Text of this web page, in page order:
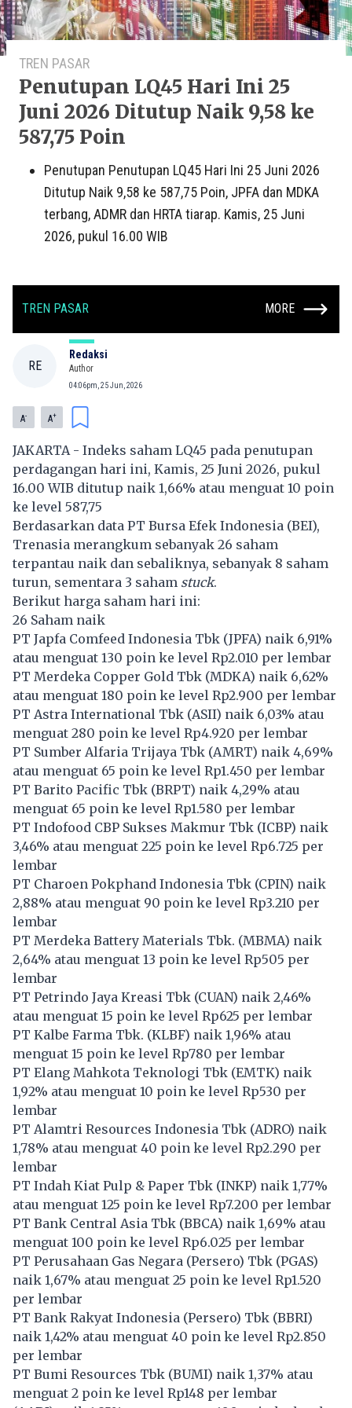
TREN PASAR
Penutupan LQ45 Hari Ini 25
Juni 2026 Ditutup Naik 9,58 ke
587,75 Poin
Penutupan Penutupan LQ45 Hari Ini 25 Juni 2026
Ditutup Naik 9,58 ke 587,75 Poin, JPFA dan MDKA
terbang, ADMR dan HRTA tiarap. Kamis, 25 Juni
2026, pukul 16.00 WIB
TREN PASAR MORE
RE
Redaksi
Author
04:06pm, 25 Jun, 2026
A- A+
JAKARTA - Indeks saham LQ45 pada penutupan
perdagangan hari ini, Kamis, 25 Juni 2026, pukul
16.00 WIB ditutup naik 1,66% atau menguat 10 poin
ke level 587,75
Berdasarkan data PT Bursa Efek Indonesia (BEI),
Trenasia merangkum sebanyak 26 saham
terpantau naik dan sebaliknya, sebanyak 8 saham
turun, sementara 3 saham stuck.
Berikut harga saham hari ini:
26 Saham naik
PT Japfa Comfeed Indonesia Tbk (JPFA) naik 6,91%
atau menguat 130 poin ke level Rp2.010 per lembar
PT Merdeka Copper Gold Tbk (MDKA) naik 6,62%
atau menguat 180 poin ke level Rp2.900 per lembar
PT Astra International Tbk (ASII) naik 6,03% atau
menguat 280 poin ke level Rp4.920 per lembar
PT Sumber Alfaria Trijaya Tbk (AMRT) naik 4,69%
atau menguat 65 poin ke level Rp1.450 per lembar
PT Barito Pacific Tbk (BRPT) naik 4,29% atau
menguat 65 poin ke level Rp1.580 per lembar
PT Indofood CBP Sukses Makmur Tbk (ICBP) naik
3,46% atau menguat 225 poin ke level Rp6.725 per
lembar
PT Charoen Pokphand Indonesia Tbk (CPIN) naik
2,88% atau menguat 90 poin ke level Rp3.210 per
lembar
PT Merdeka Battery Materials Tbk. (MBMA) naik
2,64% atau menguat 13 poin ke level Rp505 per
lembar
PT Petrindo Jaya Kreasi Tbk (CUAN) naik 2,46%
atau menguat 15 poin ke level Rp625 per lembar
PT Kalbe Farma Tbk. (KLBF) naik 1,96% atau
menguat 15 poin ke level Rp780 per lembar
PT Elang Mahkota Teknologi Tbk (EMTK) naik
1,92% atau menguat 10 poin ke level Rp530 per
lembar
PT Alamtri Resources Indonesia Tbk (ADRO) naik
1,78% atau menguat 40 poin ke level Rp2.290 per
lembar
PT Indah Kiat Pulp & Paper Tbk (INKP) naik 1,77%
atau menguat 125 poin ke level Rp7.200 per lembar
PT Bank Central Asia Tbk (BBCA) naik 1,69% atau
menguat 100 poin ke level Rp6.025 per lembar
PT Perusahaan Gas Negara (Persero) Tbk (PGAS)
naik 1,67% atau menguat 25 poin ke level Rp1.520
per lembar
PT Bank Rakyat Indonesia (Persero) Tbk (BBRI)
naik 1,42% atau menguat 40 poin ke level Rp2.850
per lembar
PT Bumi Resources Tbk (BUMI) naik 1,37% atau
menguat 2 poin ke level Rp148 per lembar